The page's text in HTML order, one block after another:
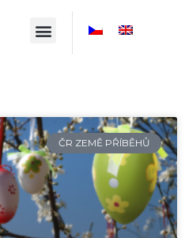
ČR ZEMĚ PŘÍBĚHŮ